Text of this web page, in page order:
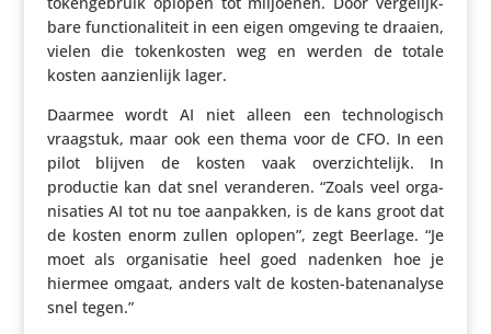
bare func­ti­o­na­li­teit in een eigen omgeving te draaien,
vielen die token­kosten weg en werden de totale
kosten aanzien­lijk lager.
Daarmee wordt AI niet alleen een tech­no­lo­gisch
vraagstuk, maar ook een thema voor de CFO. In een
pilot blijven de kosten vaak over­zich­te­lijk. In
productie kan dat snel veran­deren. “Zoals veel orga­
ni­sa­ties AI tot nu toe aanpakken, is de kans groot dat
de kosten enorm zullen oplopen”, zegt Beerlage. “Je
moet als orga­ni­satie heel goed nadenken hoe je
hiermee omgaat, anders valt de kosten-baten­ana­lyse
snel tegen.”